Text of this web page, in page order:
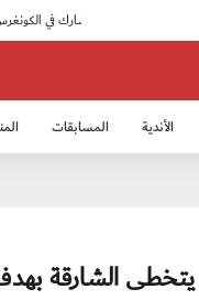
الأندية المسابقات
الشارقة